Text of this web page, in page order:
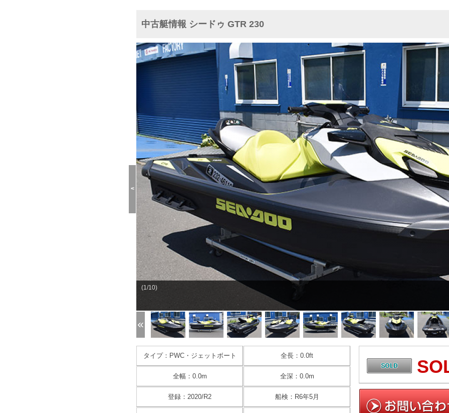
中古艇情報 シードゥ GTR 230
<
(1/10)
タイプ：PWC・ジェットボート 全長：0.0ft
全幅：0.0m 全深：0.0m
登録：2020/R2 船検：R6年5月